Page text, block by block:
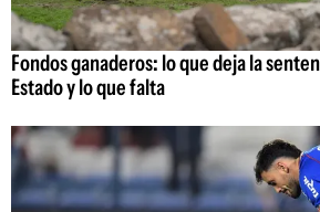
Fondos ganaderos: lo que deja la
Estado y lo que falta